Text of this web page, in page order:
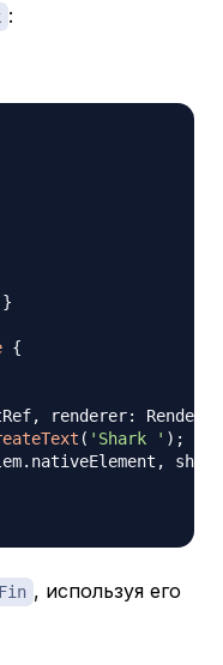
:
}
{
, renderer:
( 'Shark ' ) ;
. nativeElement ,
shark
Fin , используя его